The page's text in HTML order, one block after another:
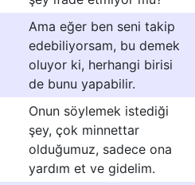
Ama eğer ben seni takip
edebiliyorsam, bu demek
oluyor ki, herhangi birisi
de bunu yapabilir.
Onun söylemek istediği
şey, çok minnettar
olduğumuz, sadece ona
yardım et ve gidelim.